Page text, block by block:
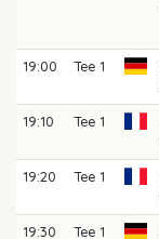
19:00 Tee 1
19:10 Tee 1
19:20 Tee 1
19:30
Tee 1